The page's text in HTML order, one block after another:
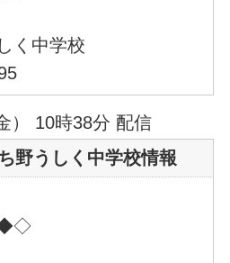
く中学校
） 10時38分 配信
野うしく中学校情報
◆◇